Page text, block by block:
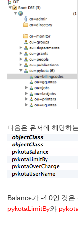
다음은 유저에 해당하
Balance가 -4.0인 것은
pykotaLimitBy와